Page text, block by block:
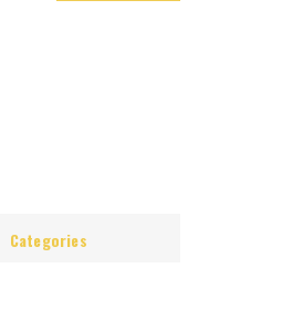
Categories